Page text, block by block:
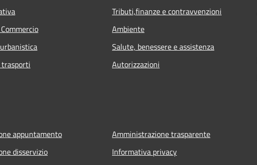
Tributi,finanze e contravvenzioni
Ambiente
Salute, benessere e assistenza
Autorizzazioni
appuntamento
disservizio
Amministrazione trasparente
Informativa privacy